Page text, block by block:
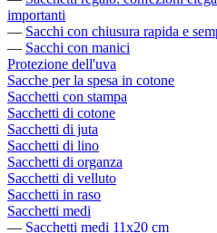
importanti
— Sacchi con chiusura rapida e
— Sacchi con manici
Protezione dell'uva
Sacche per la spesa in cotone
Sacchetti con stampa
Sacchetti di cotone
Sacchetti di juta
Sacchetti di lino
Sacchetti di organza
Sacchetti di velluto
Sacchetti in raso
Sacchetti medi
— Sacchetti medi 11x20 cm